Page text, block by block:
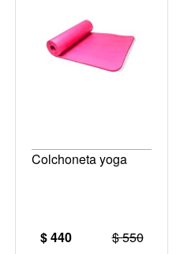
Colchoneta yoga
$ 440 $ 550